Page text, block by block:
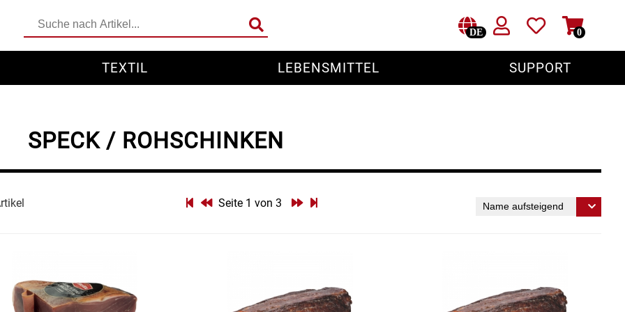
DE 0
TEXTIL LEBENSMITTEL SUPPORT
SPECK / ROHSCHINKEN
Seite 1 von 3